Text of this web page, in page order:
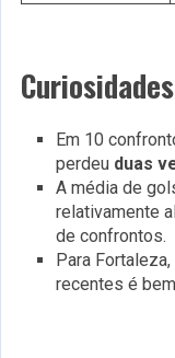
Em 10
perdeu duas
A média de
relativamente
de confrontos.
Para
recentes é